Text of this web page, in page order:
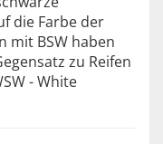
die Farbe der
mit BSW haben
zu Reifen
- White